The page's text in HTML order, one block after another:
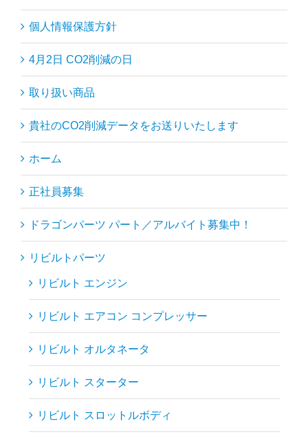
個人情報保護方針
4月2日 CO2削減の日
取り扱い商品
貴社のCO2削減データをお送りいたします
ホーム
正社員募集
ドラゴンパーツ パート／アルバイト募集中！
リビルトパーツ
リビルト エンジン
リビルト エアコン コンプレッサー
リビルト オルタネータ
リビルト スターター
リビルト スロットルボディ